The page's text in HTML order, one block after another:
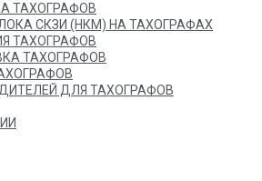
ТАХОГРАФОВ
СКЗИ (НКМ) НА ТАХОГРАФАХ
ТАХОГРАФОВ
ТАХОГРАФОВ
ДЛЯ ТАХОГРАФОВ